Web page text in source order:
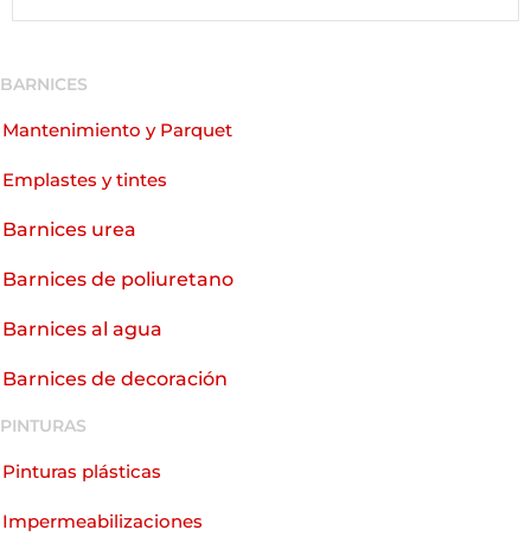
BARNICES
Mantenimiento y Parquet
Emplastes y tintes
Barnices urea
Barnices de poliuretano
Barnices al agua
Barnices de decoración
PINTURAS
Pinturas plásticas
Impermeabilizaciones